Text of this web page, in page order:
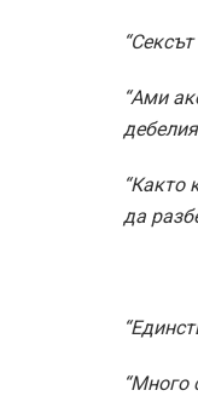
“Ами
“Както
да
“Много